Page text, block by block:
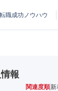
転職成功ノウハウ
報
関連度順新